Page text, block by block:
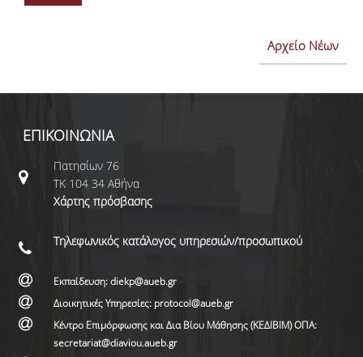
Αρχείο Νέων
ΕΠΙΚΟΙΝΩΝΙΑ
Πατησίων 76
ΤΚ 104 34 Αθήνα
Χάρτης πρόσβασης
Τηλεφωνικός κατάλογος υπηρεσιών/προσωπικού
Εκπαίδευση: diekp@aueb.gr
Διοικητικές Υπηρεσίες: protocol@aueb.gr
Κέντρο Επιμόρφωσης και Δια Βίου Μάθησης (ΚΕΔΙΒΙΜ) ΟΠΑ:
secretariat@diaviou.aueb.gr